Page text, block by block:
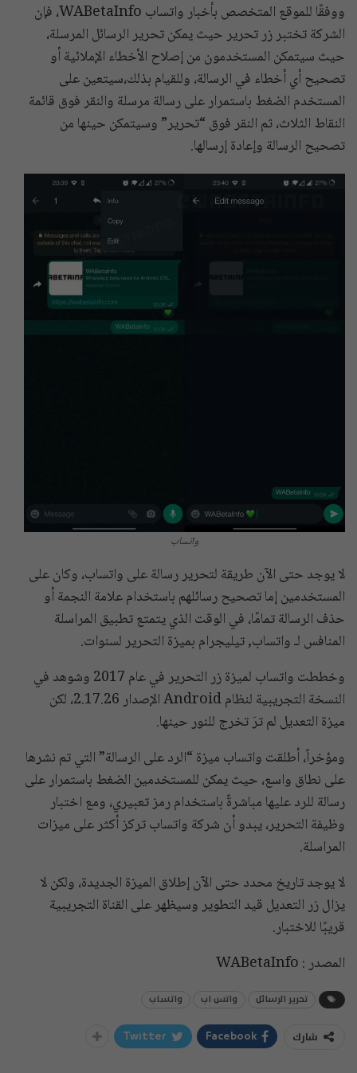
ووفقًا للموقع المتخصص بأخبار واتساب WABetaInfo، فإن
الشركة تختبر زر تحرير حيث يمكن تحرير الرسائل المرسلة،
حيث سيتمكن المستخدمون من إصلاح الأخطاء الإملائية أو
تصحيح أي أخطاء في الرسالة، وللقيام بذلك،سيتعين على
المستخدم الضغط باستمرار على رسالة مرسلة والنقر فوق قائمة
النقاط الثلاث، ثم النقر فوق “تحرير” وسيتمكن حينها من
تصحيح الرسالة وإعادة إرسالها.
واتساب
لا يوجد حتى الآن طريقة لتحرير رسالة على واتساب، وكان على
المستخدمين إما تصحيح رسائلهم باستخدام علامة النجمة أو
حذف الرسالة تمامًا، في الوقت الذي يتمتع تطبيق المراسلة
المنافس لـ واتساب, تيليجرام بميزة التحرير لسنوات.
وخططت واتساب لميزة زر التحرير في عام 2017 وشوهد في
النسخة التجريبية لنظام Android الإصدار 2.17.26، لكن
ميزة التعديل لم ترَ تخرج للنور حينها.
ومؤخراً، أطلقت واتساب ميزة “الرد على الرسالة” التي تم نشرها
على نطاق واسع، حيث يمكن للمستخدمين الضغط باستمرار على
رسالة للرد عليها مباشرةً باستخدام رمز تعبيري، ومع اختبار
وظيفة التحرير، يبدو أن شركة واتساب تركز أكثر على ميزات
المراسلة.
لا يوجد تاريخ محدد حتى الآن إطلاق الميزة الجديدة، ولكن لا
يزال زر التعديل قيد التطوير وسيظهر على القناة التجريبية
قريبًا للاختبار.
المصدر : WABetaInfo
تحرير الرسائل واتس اب واتساب
شارك Facebook
Twitter